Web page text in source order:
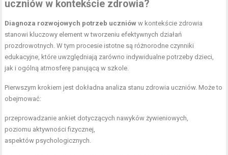
uczniów w kontekście zdrowia?
Diagnoza rozwojowych potrzeb uczniów w kontekście zdrowia
stanowi kluczowy element w tworzeniu efektywnych działań
prozdrowotnych. W tym procesie istotne są różnorodne czynniki
edukacyjne, które uwzględniają zarówno indywidualne potrzeby dzieci,
jak i ogólną atmosferę panującą w szkole.
Pierwszym krokiem jest dokładna analiza stanu zdrowia uczniów. Może to
obejmować:
przeprowadzanie ankiet dotyczących nawyków żywieniowych,
poziomu aktywności fizycznej,
aspektów psychologicznych.